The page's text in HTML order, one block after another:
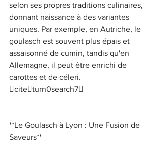
selon ses propres traditions culinaires,
donnant naissance à des variantes
uniques. Par exemple, en Autriche, le
goulasch est souvent plus épais et
assaisonné de cumin, tandis qu'en
Allemagne, il peut être enrichi de
carottes et de céleri.
citeturn0search7
**Le Goulasch à Lyon : Une Fusion de
Saveurs**